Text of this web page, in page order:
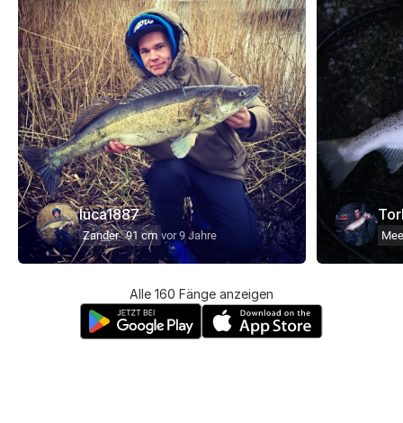
luca1887
Zander 91 cm vor 9 Jahre
Alle 160 Fänge anzeigen